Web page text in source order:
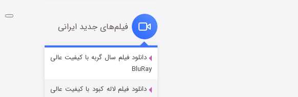
شوگر فصل ۲
قسمت
فیلم‌های جدید ایرانی
دانلود فیلم سال گربه با کیفیت عالی
BluRay
دانلود فیلم لاله کبود با کیفیت عالی